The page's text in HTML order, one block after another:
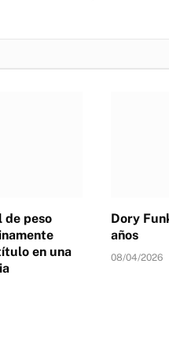
de peso
en una
Dory
años
08/04/2026